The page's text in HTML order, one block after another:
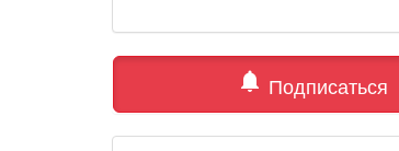
notifications Подписаться